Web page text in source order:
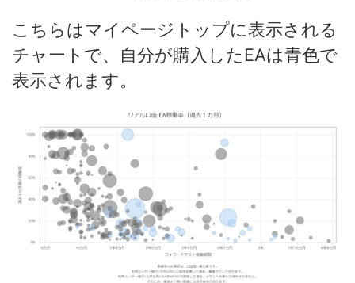
こちらはマイページトップに表示される
チャートで、自分が購入したEAは青色で
表示されます。